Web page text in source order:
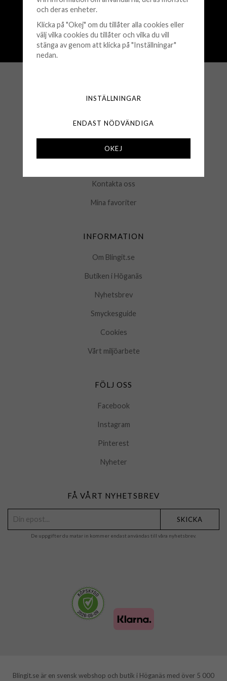
Fri frakt över 500 kr
Snabba leveranser (1-3 vardagar)
250 000+ nöjda kunder sedan 2008
Öppet köp 30 dagar
Retur & Byten
Frågor & Svar
Kontakta oss
Mina favoriter
INFORMATION
Om Blingit.se
Butiken i Höganäs
Nyhetsbrev
Smyckesguide
Cookies
Vårt miljöarbete
FÖLJ OSS
Facebook
Instagram
Pinterest
Nyheter
FÅ VÅRT NYHETSBREV
SKICKA
De uppgifter du matar in kommer endast användas till våra nyhetsbrev.
Blingit.se är en svensk webshop och butik i Höganäs med över 5 000
och deras enheter.
Klicka på "Okej" om du tillåter alla cookies eller
välj vilka cookies du tillåter och vilka du vill
stänga av genom att klicka på "Inställningar"
nedan.
INSTÄLLNINGAR
ENDAST NÖDVÄNDIGA
OKEJ